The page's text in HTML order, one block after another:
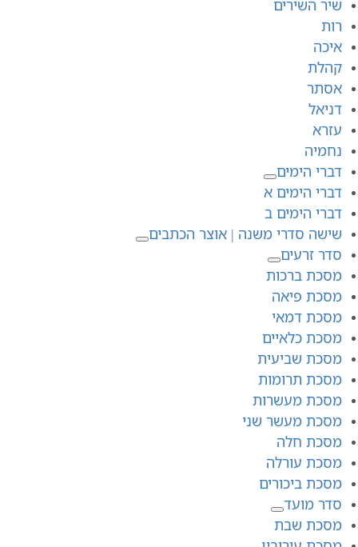
שיר השירים
רות
איכה
קהלת
אסתר
דניאל
עזרא
נחמיה
דברי הימים
דברי הימים א
דברי הימים ב
שישה סדרי משנה | אוצר הכתבים
סדר זרעים
מסכת ברכות
מסכת פיאה
מסכת דמאי
מסכת כלאיים
מסכת שביעית
מסכת תרומות
מסכת מעשרות
מסכת מעשר שני
מסכת חלה
מסכת עורלה
מסכת ביכורים
סדר מועד
מסכת שבת